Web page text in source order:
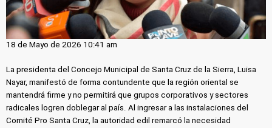
18 de Mayo de 2026 10:41 am
La presidenta del Concejo Municipal de Santa Cruz de la Sierra, Luisa
Nayar, manifestó de forma contundente que la región oriental se
mantendrá firme y no permitirá que grupos corporativos y sectores
radicales logren doblegar al país. Al ingresar a las instalaciones del
Comité Pro Santa Cruz, la autoridad edil remarcó la necesidad